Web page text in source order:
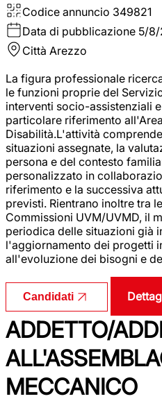
Codice annuncio 349821
Data di pubblicazione 5/
Città Arezzo
La figura professionale
le funzioni proprie del
interventi socio-assistenziali
particolare riferimento
Disabilità.L'attività
situazioni assegnate, la
persona e del contesto
personalizzato in
riferimento e la successiva
previsti. Rientrano inoltre tra
Commissioni UVM/UVMD, il
periodica delle situazioni già
l'aggiornamento dei progetti
all'evoluzione dei bisogni e
Candidati
ADDETTO/
MECCANICO